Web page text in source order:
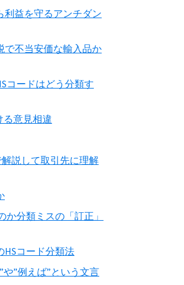
利益を守るアンチダン
で不当安価な輸入品か
コードはどう分類す
る意見相違
説して取引先に理解
か分類ミスの「訂正」
HSコード分類法
”例えば”という文言